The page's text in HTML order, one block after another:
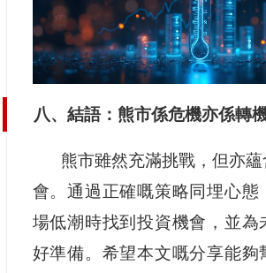
八、結語：熊市係危機亦係轉
熊市雖然充滿挑戰，但亦
會。通過正確嘅策略同埋心態
場低潮時找到投資機會，並為
好準備。希望本文嘅分享能夠